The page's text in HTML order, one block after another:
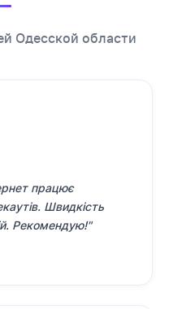
Одесской области
працює
Швидкість
Рекомендую!"